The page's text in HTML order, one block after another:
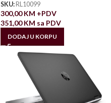
SKU: RL10099
300,00KM +PDV
351,00KM sa PDV
DODAJ U KORPU